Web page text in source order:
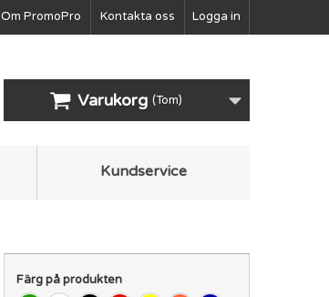
Logga in
Kontakta oss
Om PromoPro
Varukorg (Tom)
Kundservice
Färg på produkten